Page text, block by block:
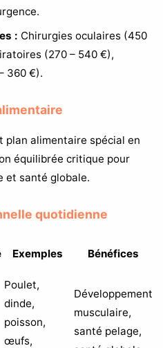
: Chirurgies oculaires (450
(270 – 540 €),
360 €).
plan alimentaire spécial en
équilibrée critique pour
et santé globale.
quotidienne
Exemples Bénéfices
Poulet,
dinde,
poisson,
œufs,
Développement
musculaire,
santé pelage,